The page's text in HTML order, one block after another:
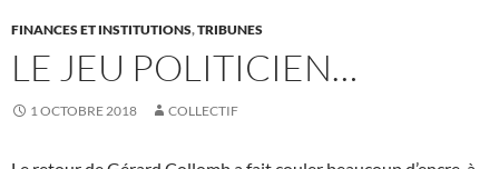
FINANCES ET INSTITUTIONS,TRIBUNES
LE JEU POLITICIEN…
1 OCTOBRE 2018 COLLECTIF